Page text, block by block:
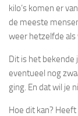
kilo’s komen er
de meeste
weer hetzelfde als
Dit is het bekende
eventueel nog
ging. En dat wil je
Hoe dit kan?